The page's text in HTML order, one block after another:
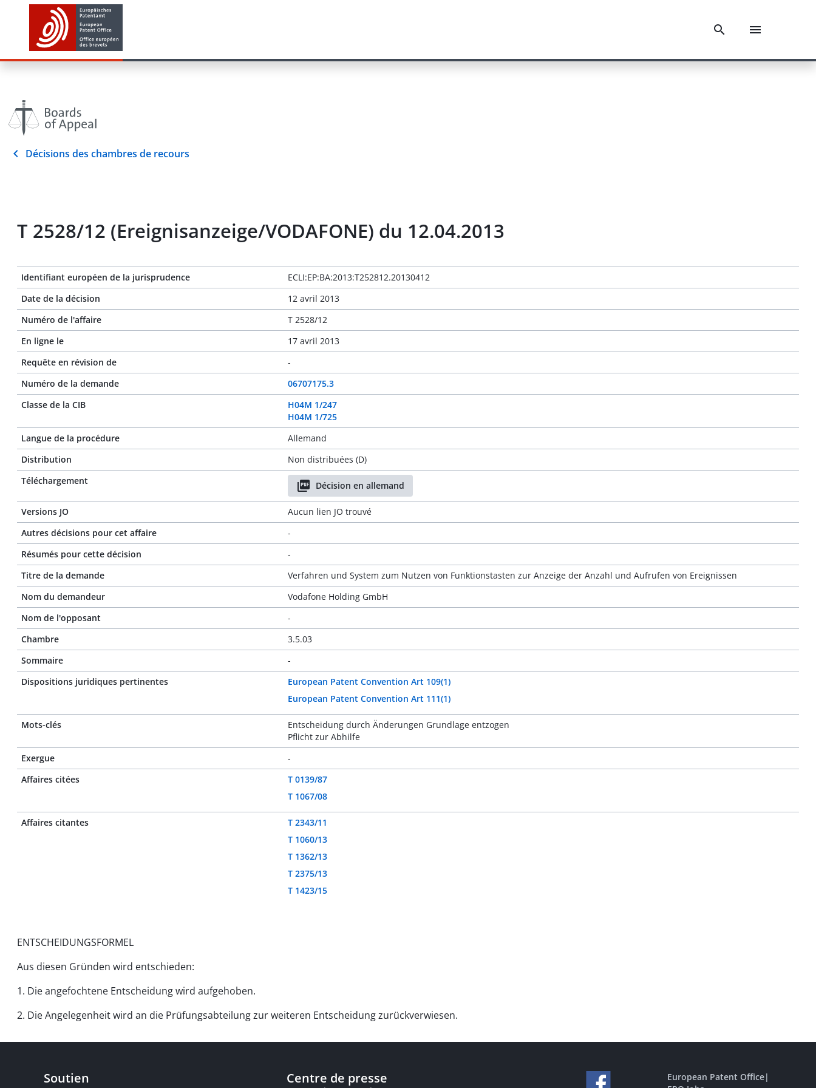
Décisions des chambres de recours
T 2528/12 (Ereignisanzeige/VODAFONE) du 12.04.2013
Identifiant européen de la jurisprudence
ECLI:EP:BA:2013:T252812.20130412
Date de la décision
12 avril 2013
Numéro de l'affaire
T 2528/12
En ligne le
17 avril 2013
Requête en révision de
-
Numéro de la demande
06707175.3
Classe de la CIB
H04M 1/247
H04M 1/725
Langue de la procédure
Allemand
Distribution
Non distribuées (D)
Téléchargement
Décision en allemand
Versions JO
Aucun lien JO trouvé
Autres décisions pour cet affaire
-
Résumés pour cette décision
-
Titre de la demande
Verfahren und System zum Nutzen von Funktionstasten zur Anzeige der Anzahl und Aufrufen von Ereignissen
Nom du demandeur
Vodafone Holding GmbH
Nom de l'opposant
-
Chambre
3.5.03
Sommaire
-
Dispositions juridiques pertinentes
European Patent Convention Art 109(1)
European Patent Convention Art 111(1)
Mots-clés
Entscheidung durch Änderungen Grundlage entzogen
Pflicht zur Abhilfe
Exergue
-
Affaires citées
T 0139/87
T 1067/08
Affaires citantes
T 2343/11
T 1060/13
T 1362/13
T 2375/13
T 1423/15
ENTSCHEIDUNGSFORMEL
Aus diesen Gründen wird entschieden:
1. Die angefochtene Entscheidung wird aufgehoben.
2. Die Angelegenheit wird an die Prüfungsabteilung zur weiteren Entscheidung zurückverwiesen.
Soutien
Centre de presse
European Patent Office|